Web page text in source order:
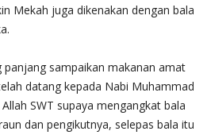
Mekah juga dikenakan dengan bala
panjang sampaikan makanan amat
datang kepada Nabi Muhammad
SWT supaya mengangkat bala
dan pengikutnya, selepas bala itu